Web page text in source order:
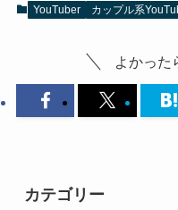
YouTuber カップル系
よかった
カテゴリー